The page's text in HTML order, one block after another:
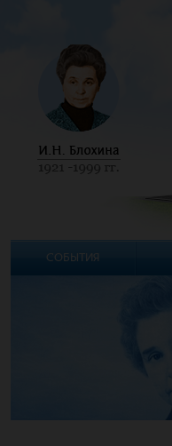
СОБЫТИЯ